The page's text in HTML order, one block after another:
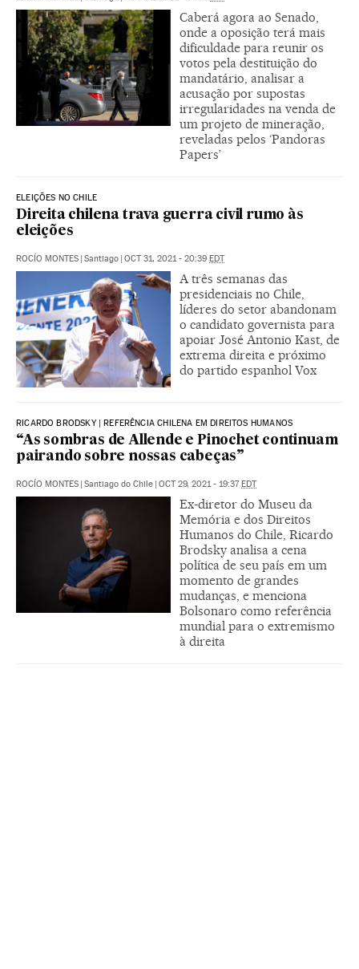
Caberá agora ao Senado,
onde a oposição terá mais
dificuldade para reunir os
votos pela destituição do
mandatário, analisar a
acusação por supostas
irregularidades na venda de
um projeto de mineração,
reveladas pelos ‘Pandoras
Papers’
ELEIÇÕES NO CHILE
Direita chilena trava guerra civil rumo às
eleições
ROCÍO MONTES | Santiago | OCT 31, 2021 - 20:39 EDT
A três semanas das
presidenciais no Chile,
líderes do setor abandonam
o candidato governista para
apoiar José Antonio Kast, de
extrema direita e próximo
do partido espanhol Vox
RICARDO BRODSKY | REFERÊNCIA CHILENA EM DIREITOS HUMANOS
“As sombras de Allende e Pinochet continuam
pairando sobre nossas cabeças”
ROCÍO MONTES | Santiago do Chile | OCT 29, 2021 - 19:37EDT
Ex-diretor do Museu da
Memória e dos Direitos
Humanos do Chile, Ricardo
Brodsky analisa a cena
política de seu país em um
momento de grandes
mudanças, e menciona
Bolsonaro como referência
mundial para o extremismo
à direita